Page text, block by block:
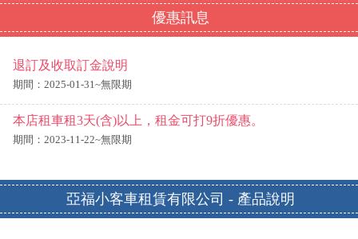
優惠訊息
退訂及收取訂金說明
期間：2025-01-31~無限期
本店租車租3天(含)以上，租金可打9折優惠。
期間：2023-11-22~無限期
亞福小客車租賃有限公司 - 產品說明